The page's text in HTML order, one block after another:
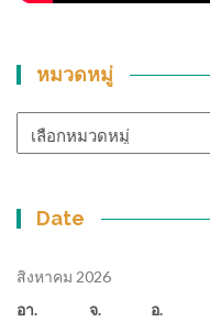
หมวดหมู่
หมู่
Date
สิงหาคม 2026
อา.
จ. อ.